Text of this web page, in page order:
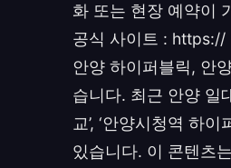
화 또는 현장 예약이
공식 사이트 : https://
안양 하이퍼블릭, 안
습니다. 최근 안양 일
교’, ‘안양시청역 하
있습니다. 이 콘텐츠